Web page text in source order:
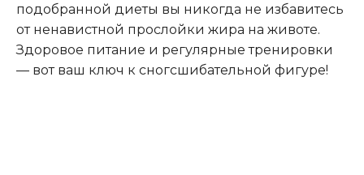
подобранной диеты вы никогда не избавитесь
от ненавистной прослойки жира на животе.
Здоровое питание и регулярные тренировки
— вот ваш ключ к сногсшибательной фигуре!